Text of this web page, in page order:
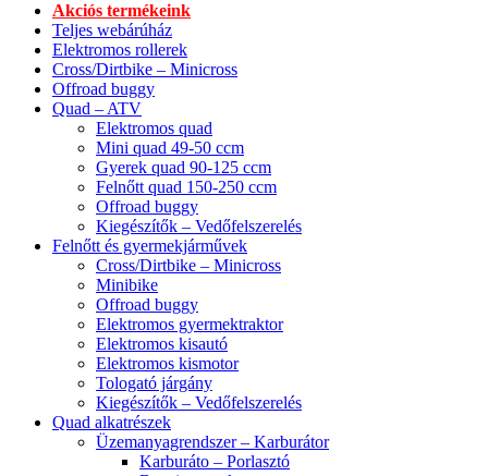
Akciós termékeink
Teljes webárúház
Elektromos rollerek
Cross/Dirtbike – Minicross
Offroad buggy
Quad – ATV
Elektromos quad
Mini quad 49-50 ccm
Gyerek quad 90-125 ccm
Felnőtt quad 150-250 ccm
Offroad buggy
Kiegészítők – Vedőfelszerelés
Felnőtt és gyermekjárművek
Cross/Dirtbike – Minicross
Minibike
Offroad buggy
Elektromos gyermektraktor
Elektromos kisautó
Elektromos kismotor
Tologató járgány
Kiegészítők – Vedőfelszerelés
Quad alkatrészek
Üzemanyagrendszer – Karburátor
Karburáto – Porlasztó